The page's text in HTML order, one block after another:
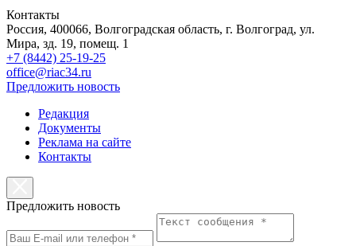
Контакты
Россия, 400066, Волгоградская область, г. Волгоград, ул.
Мира, зд. 19, помещ. 1
+7 (8442) 25-19-25
office@riac34.ru
Предложить новость
Редакция
Документы
Реклама на сайте
Контакты
Предложить новость